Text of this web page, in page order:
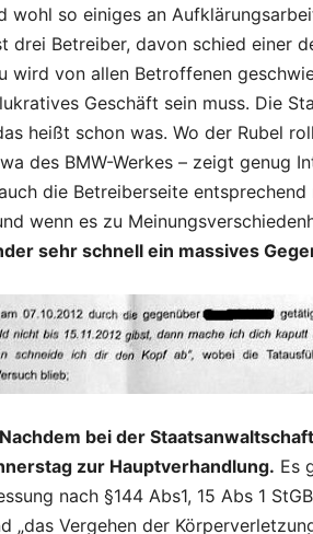
so einiges an
drei Betreiber, davon schied einer
von allen Betroffenen
Geschäft sein muss. Die
heißt schon was. Wo der Rubel
des BMW-Werkes – zeigt genug
die Betreiberseite
wenn es zu
sehr schnell ein massives
bei der
zur Hauptverhandlung. Es
nach §144 Abs1, 15 Abs 1
„das Vergehen der